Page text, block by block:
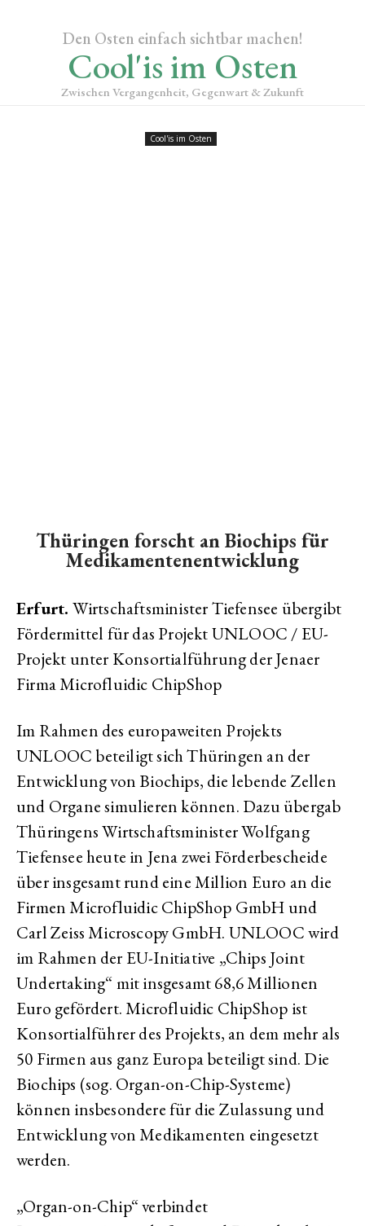
Den Osten einfach sichtbar machen!
Cool'is im Osten
Zwischen Vergangenheit, Gegenwart & Zukunft
Cool'is im Osten
Thüringen forscht an Biochips für
Medikamentenentwicklung
Erfurt. Wirtschaftsminister Tiefensee übergibt
Fördermittel für das Projekt UNLOOC / EU-
Projekt unter Konsortialführung der Jenaer
Firma Microfluidic ChipShop
Im Rahmen des europaweiten Projekts
UNLOOC beteiligt sich Thüringen an der
Entwicklung von Biochips, die lebende Zellen
und Organe simulieren können. Dazu übergab
Thüringens Wirtschaftsminister Wolfgang
Tiefensee heute in Jena zwei Förderbescheide
über insgesamt rund eine Million Euro an die
Firmen Microfluidic ChipShop GmbH und
Carl Zeiss Microscopy GmbH. UNLOOC wird
im Rahmen der EU-Initiative „Chips Joint
Undertaking“ mit insgesamt 68,6 Millionen
Euro gefördert. Microfluidic ChipShop ist
Konsortialführer des Projekts, an dem mehr als
50 Firmen aus ganz Europa beteiligt sind. Die
Biochips (sog. Organ-on-Chip-Systeme)
können insbesondere für die Zulassung und
Entwicklung von Medikamenten eingesetzt
werden.
„Organ-on-Chip“ verbindet